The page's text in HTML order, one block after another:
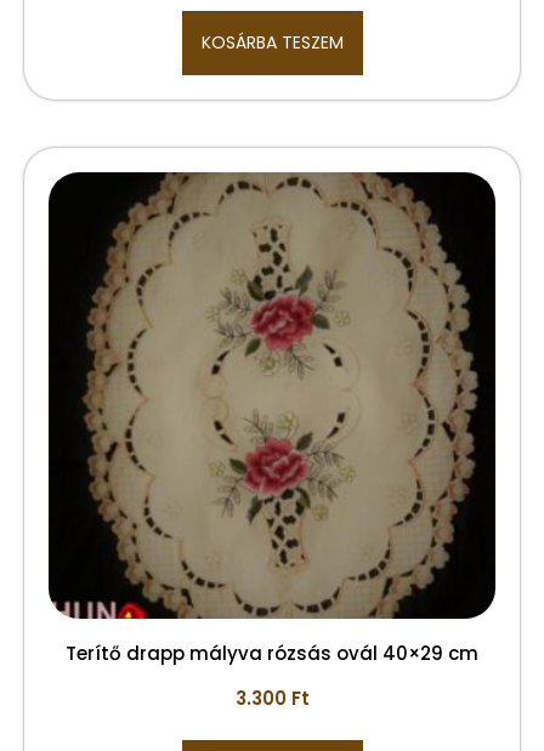
KOSÁRBA TESZEM
Terítő drapp mályva rózsás ovál 40×29 cm
3.300 Ft